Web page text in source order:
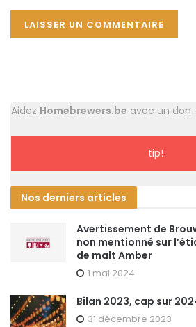
Aidez Homebrewers.be avec un don :
tip!
Nos derniers articles
Avertissement de
non mentionné sur
de malt Amber
1 mai 2024
Bilan 2023, cap sur
31 décembre 2023